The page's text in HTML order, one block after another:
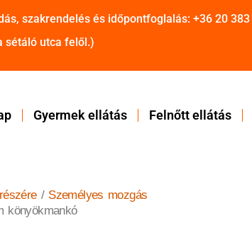
szakrendelés és időpontfoglalás: +36 20
sétáló utca felől.)
Gyermek ellátás Felnőtt ellátás
/ Személyes mozgás
könyökmankó